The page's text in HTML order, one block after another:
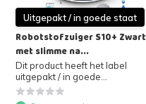
Uitgepakt / in goede staat
Robotstofzuiger S10+ Zwart
met slimme na...
Dit product heeft het label
uitgepakt / in goede...